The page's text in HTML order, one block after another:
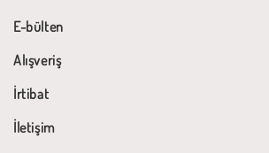
E-bülten
Alışveriş
İrtibat
İletişim